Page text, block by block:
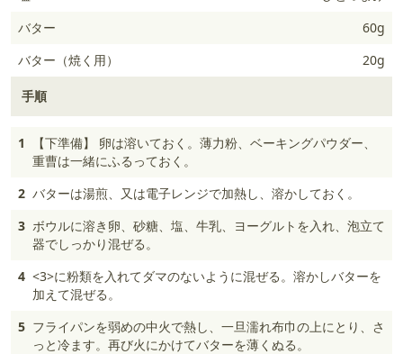
バター
60g
バター（焼く用）
20g
手順
1
【下準備】 卵は溶いておく。薄力粉、ベーキングパウダー、
重曹は一緒にふるっておく。
2 バターは湯煎、又は電子レンジで加熱し、溶かしておく。
3 ボウルに溶き卵、砂糖、塩、牛乳、ヨーグルトを入れ、泡立て
器でしっかり混ぜる。
4 <3>に粉類を入れてダマのないように混ぜる。溶かしバターを
加えて混ぜる。
5 フライパンを弱めの中火で熱し、一旦濡れ布巾の上にとり、さ
っと冷ます。再び火にかけてバターを薄くぬる。